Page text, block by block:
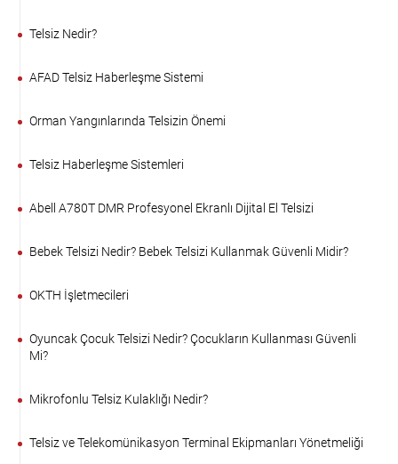
Telsiz Nedir?
AFAD Telsiz Haberleşme Sistemi
Orman Yangınlarında Telsizin Önemi
Telsiz Haberleşme Sistemleri
Abell A780T DMR Profesyonel Ekranlı Dijital El Telsizi
Bebek Telsizi Nedir? Bebek Telsizi Kullanmak Güvenli Midir?
OKTH İşletmecileri
Oyuncak Çocuk Telsizi Nedir? Çocukların Kullanması Güvenli
Mi?
Mikrofonlu Telsiz Kulaklığı Nedir?
Telsiz ve Telekomünikasyon Terminal Ekipmanları Yönetmeliği